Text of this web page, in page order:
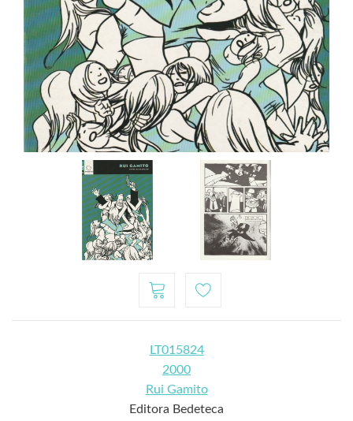
LT015824
2000
Rui Gamito
Editora Bedeteca